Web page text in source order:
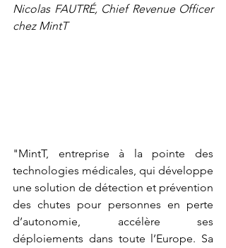
Nicolas FAUTRÉ, Chief Revenue Officer
chez MintT
"MintT, entreprise à la pointe des
technologies médicales, qui développe
une solution de détection et prévention
des chutes pour personnes en perte
d’autonomie, accélère ses
déploiements dans toute l’Europe. Sa